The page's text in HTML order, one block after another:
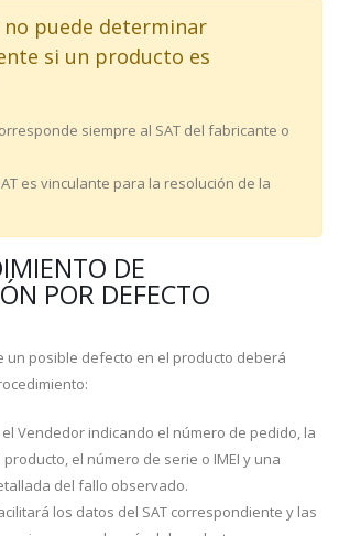
no puede determinar
si un producto es
siempre al SAT del fabricante o
es vinculante para la resolución de la
DE
POR DEFECTO
un posible defecto en el producto deberá
Vendedor indicando el número de pedido, la
el número de serie o IMEI y una
del fallo observado.
los datos del SAT correspondiente y las